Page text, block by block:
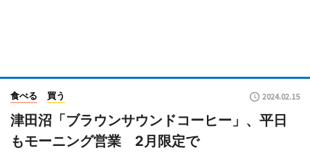
食べる 買う 2024.02.15
津田沼「ブラウンサウンドコーヒー」、平日
もモーニング営業 2月限定で